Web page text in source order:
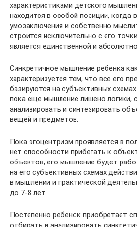
характеристиками детского
находится в особой позиции, когда
умозаключения и собственно
строится исключительно с его
является единственной и
Синкретичное мышление ребенка
характеризуется тем, что все его
базируются на субъективных
пока еще мышление лишено логики,
анализировать и синтезировать
вещей и предметов.
Пока эгоцентризм проявляется в
нет способности прибегать к
объектов, его мышление будет
на его субъективных схемах
в мышлении и практической
до 7-8 лет.
Постепенно ребенок приобретает
отбирать и анализировать